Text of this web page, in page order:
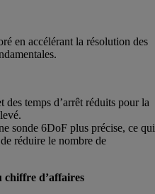
en accélérant la résolution des
temps d’arrêt réduits pour la
sonde 6DoF plus précise, ce qui
réduire le nombre de
chiffre d’affaires